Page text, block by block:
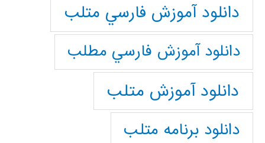
دانلود آموزش فارسي متلب
دانلود آموزش فارسي مطلب
دانلود آموزش متلب
دانلود برنامه متلب